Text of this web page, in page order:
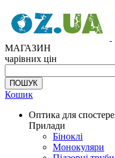
МАГАЗИН
чарівних цін
Кошик
Оптика для
Прилади
Біноклі
Монокуляри